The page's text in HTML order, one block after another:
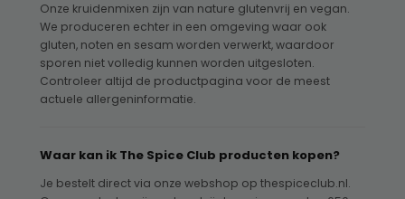
Onze kruidenmixen zijn van nature glutenvrij en vegan.
We produceren echter in een omgeving waar ook
gluten, noten en sesam worden verwerkt, waardoor
sporen niet volledig kunnen worden uitgesloten.
Controleer altijd de productpagina voor de meest
actuele allergeninformatie.
Waar kan ik The Spice Club producten kopen?
Je bestelt direct via onze webshop op thespiceclub.nl.